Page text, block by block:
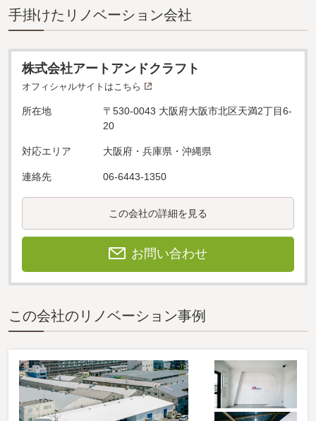
⼿掛けたリノベーション会社
株式会社アートアンドクラフト
オフィシャルサイトはこちら
所在地
〒530-0043 大阪府大阪市北区天満2丁目6-
20
対応エリア 大阪府・兵庫県・沖縄県
連絡先 06-6443-1350
この会社の詳細を見る
お問い合わせ
この会社のリノベーション事例